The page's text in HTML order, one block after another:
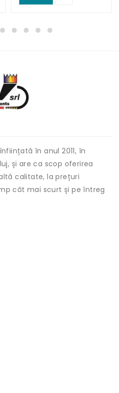
în anul 2011, în
și are ca scop oferirea
calitate, la prețuri
cât mai scurt și pe întreg